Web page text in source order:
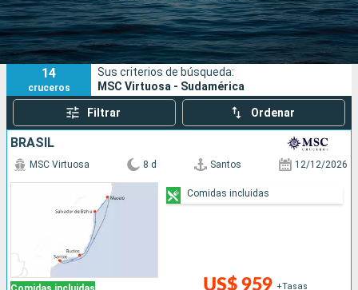
Fecha de salida
Puertos Compañías
Buscar
14
cruceros
Sus criterios de búsqueda:
MSC Virtuosa - Sudamérica
Filtrar Ordenar
BRASIL
MSC Virtuosa 8 d Santos 12/12/2026
US$ 959 +Tasas
Comidas incluidas